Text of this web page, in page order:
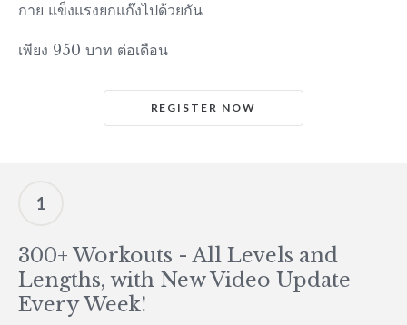
กาย แข็งแรงยกแก๊งไปด้วยกัน
เพียง 950 บาท ต่อเดือน
REGISTER NOW
1
300+ Workouts - All Levels and
Lengths, with New Video Update
Every Week!